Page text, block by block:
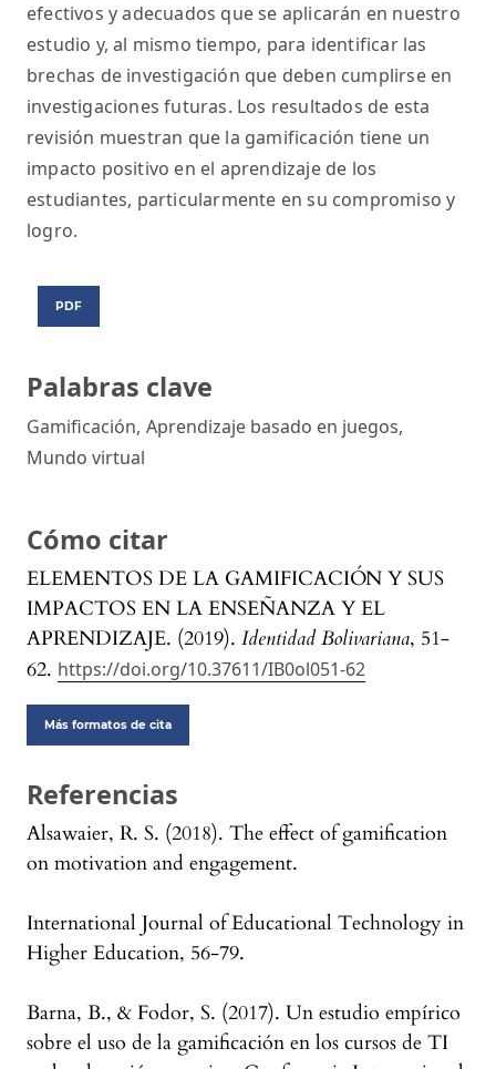
Palabras clave
Gamificación, Aprendizaje basado en juegos,
Mundo virtual
Cómo citar
ELEMENTOS DE LA GAMIFICACIÓN Y SUS
IMPACTOS EN LA ENSEÑANZA Y EL
APRENDIZAJE. (2019). Identidad Bolivariana, 51-
62. https://doi.org/10.37611/IB0ol051-62
Más formatos de cita
efectivos y adecuados que se aplicarán en nuestro
estudio y, al mismo tiempo, para identificar las
brechas de investigación que deben cumplirse en
investigaciones futuras. Los resultados de esta
revisión muestran que la gamificación tiene un
impacto positivo en el aprendizaje de los
estudiantes, particularmente en su compromiso y
logro.
PDF
Referencias
Alsawaier, R. S. (2018). The effect of gamification
on motivation and engagement.
International Journal of Educational Technology in
Higher Education, 56-79.
Barna, B., & Fodor, S. (2017). Un estudio empírico
sobre el uso de la gamificación en los cursos de TI